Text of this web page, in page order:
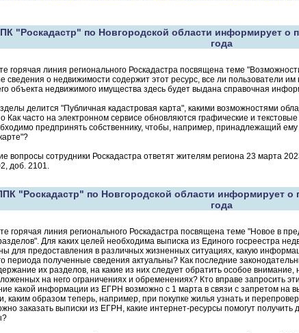
"Роскадастр" по Новгородской области информирует о
года
горячая линия регионального Роскадастра посвящена теме
сведения о недвижимости содержит этот ресурс, все ли пользователи им
объекта недвижимого имущества здесь будет выдана справочная
делится "Публичная кадастровая карта", какими возможностями
Как часто на электронном сервисе обновляются графические и
предпринять собственнику, чтобы, например, принадлежащий
вопросы сотрудники Роскадастра ответят жителям региона 23 марта
доб. 2101.
"Роскадастр" по Новгородской области информирует о
года
горячая линия регионального Роскадастра посвящена теме "Новое в
Для каких целей необходима выписка из Единого госреестра
для предоставления в различных жизненных ситуациях, какую
периода полученные сведения актуальны? Как последние
их разделов, на какие из них следует обратить особое
на него ограничениях и обременениях? Кто вправе запросить
какой информации из ЕГРН возможно с 1 марта в связи с запретом на
каким образом теперь, например, при покупке жилья узнать и
заказать выписки из ЕГРН, какие интернет-ресурсы помогут получить